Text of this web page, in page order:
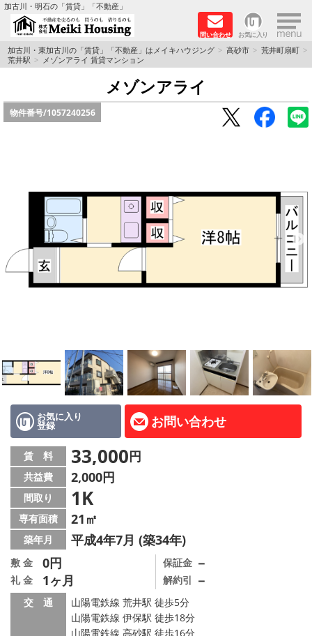
加古川・明石の「賃貸」「不動産」
問い合わせ お気に入り ×
TOPページ
☆メイキハウジングオススメ物件特集☆
都市ガス物件
ペットOK物件
保証人不要物件
◆新築物件の新設備で快適♪◆
地域から探す
地図から探す
スタッフ紹介
Instagram
店舗情報·アクセス
会社概要
メールでお問い合わせ
加古川・東加古川の「賃貸」「不動産」はメイキハウジング 高砂市
荒井町扇町
荒井駅
メゾンアライ 賃貸マンション
メゾンアライ
物件番号/1057240256
お気に入り
登録 お問い合わせ
賃 料 33,000円
共益費 2,000円
間取り 1K
専有面積 21㎡
築年月 平成4年7月 (築34年)
敷 金 0円
礼 金 1ヶ月
保証金 －
解約引 －
交 通
山陽電鉄線 荒井駅 徒歩5分
山陽電鉄線 伊保駅 徒歩18分
山陽電鉄線 高砂駅 徒歩16分